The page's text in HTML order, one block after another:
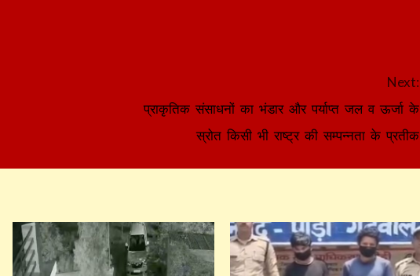
Next:
प्राकृतिक संसाधनों का भंडार और पर्याप्त जल व ऊर्जा के
स्रोत किसी भी राष्ट्र की सम्पन्नता के प्रतीक